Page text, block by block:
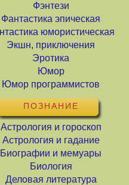
Фэнтези
Фантастика эпическая
юмористическая
Экшн, приключения
Эротика
Юмор
Юмор программистов
ПОЗНАНИЕ
Астрология и гороскоп
Астрология и гадание
Биографии и мемуары
Биология
Деловая литература